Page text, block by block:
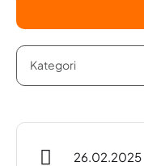
26.02.2025